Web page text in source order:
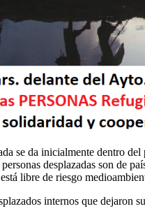
se da inicialmente dentro
desplazadas son de
libre de riesgo
internos que dejaron